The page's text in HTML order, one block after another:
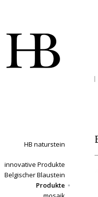
HB naturstein
innovative Produkte
Belgischer Blaustein
Produkte